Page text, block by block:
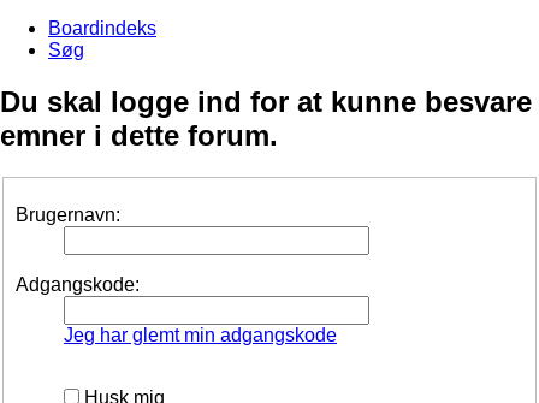
Boardindeks
Søg
Du skal logge ind for at kunne besvare
emner i dette forum.
Brugernavn:
Adgangskode:
Jeg har glemt min adgangskode
Husk mig